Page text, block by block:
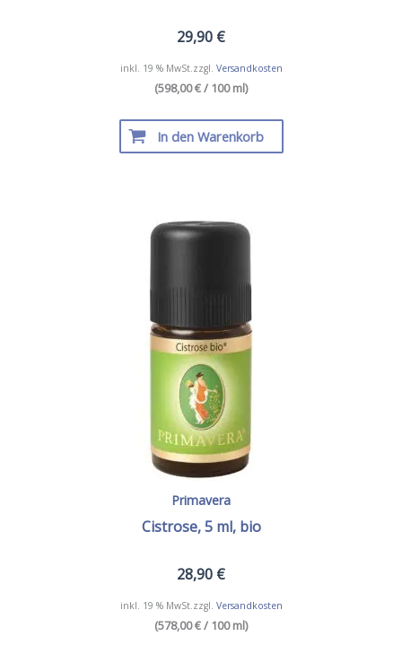
29,90 €
inkl. 19 % MwSt.zzgl. Versandkosten
(598,00 € / 100 ml)
In den Warenkorb
Primavera
Cistrose, 5 ml, bio
28,90 €
inkl. 19 % MwSt.zzgl. Versandkosten
(578,00 € / 100 ml)